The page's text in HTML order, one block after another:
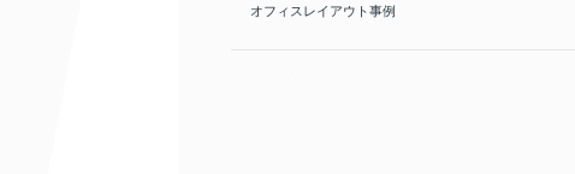
オフィスレイアウト事例